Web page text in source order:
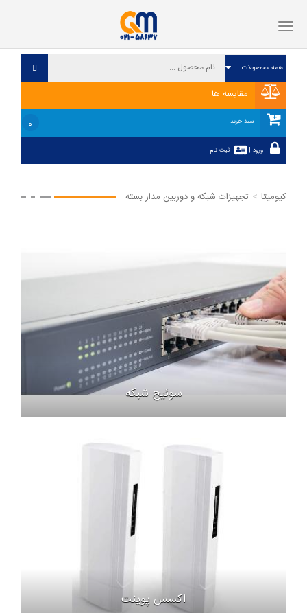
مقایسه ها
سبد خرید ۰
ورود | ثبت نام
فهرست
کیومیتا تجهیزات شبکه و دوربین مدار بسته
سوئیچ شبکه
اکسس پوینت